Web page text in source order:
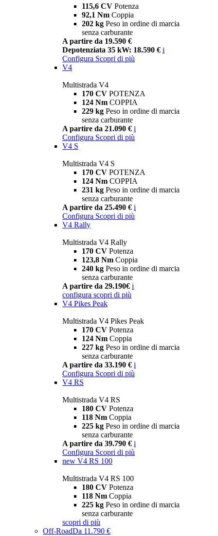
115,6 CV Potenza
92,1 Nm Coppia
202 kg Peso in ordine di marcia
senza carburante
A partire da 19.590 €
Depotenziata 35 kW: 18.590 € i
Configura Scopri di più
V4
Multistrada V4
170 CV POTENZA
124 Nm COPPIA
229 kg Peso in ordine di marcia
senza carburante
A partire da 21.090 € i
Configura Scopri di più
V4 S
Multistrada V4 S
170 CV POTENZA
124 Nm COPPIA
231 kg Peso in ordine di marcia
senza carburante
A partire da 25.490 € i
Configura Scopri di più
V4 Rally
Multistrada V4 Rally
170 CV Potenza
123,8 Nm Coppia
240 kg Peso in ordine di marcia
senza carburante
A partire da 29.190€ i
configura scopri di più
V4 Pikes Peak
Multistrada V4 Pikes Peak
170 CV Potenza
124 Nm Coppia
227 kg Peso in ordine di marcia
senza carburante
A partire da 33.190 € i
Configura Scopri di più
V4 RS
Multistrada V4 RS
180 CV Potenza
118 Nm Coppia
225 kg Peso in ordine di marcia
senza carburante
A partire da 39.790 € i
Configura Scopri di più
new V4 RS 100
Multistrada V4 RS 100
180 CV Potenza
118 Nm Coppia
225 kg Peso in ordine di marcia
senza carburante
scopri di più
Off-RoadDa 11.790 €